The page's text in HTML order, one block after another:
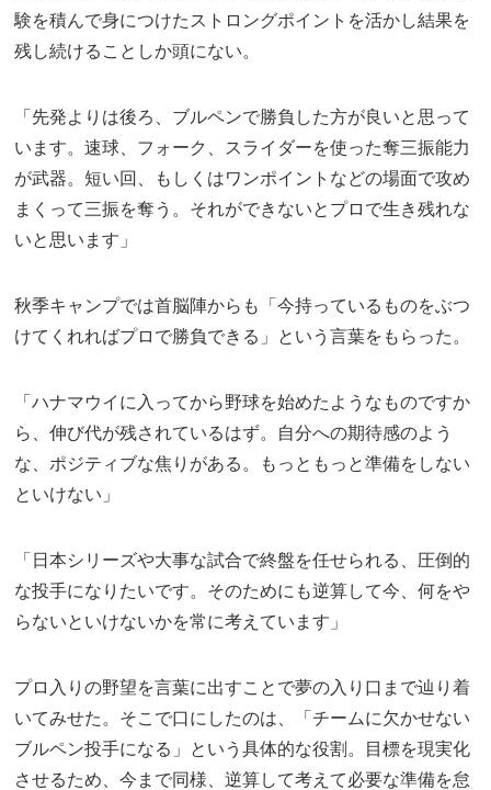
験を積んで身につけたストロングポイントを活かし結果を
残し続けることしか頭にない。
「先発よりは後ろ、ブルペンで勝負した方が良いと思って
います。速球、フォーク、スライダーを使った奪三振能力
が武器。短い回、もしくはワンポイントなどの場面で攻め
まくって三振を奪う。それができないとプロで生き残れな
いと思います」
秋季キャンプでは首脳陣からも「今持っているものをぶつ
けてくれればプロで勝負できる」という言葉をもらった。
「ハナマウイに入ってから野球を始めたようなものですか
ら、伸び代が残されているはず。自分への期待感のよう
な、ポジティブな焦りがある。もっともっと準備をしない
といけない」
「日本シリーズや大事な試合で終盤を任せられる、圧倒的
な投手になりたいです。そのためにも逆算して今、何をや
らないといけないかを常に考えています」
プロ入りの野望を言葉に出すことで夢の入り口まで辿り着
いてみせた。そこで口にしたのは、「チームに欠かせない
ブルペン投手になる」という具体的な役割。目標を現実化
させるため、今まで同様、逆算して考えて必要な準備を怠